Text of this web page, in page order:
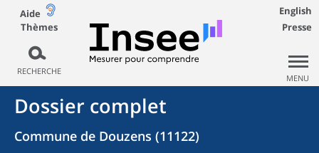
Aide
Thèmes
RECHERCHE
English
Presse
MENU
Dossier complet
Commune de Douzens (11122)